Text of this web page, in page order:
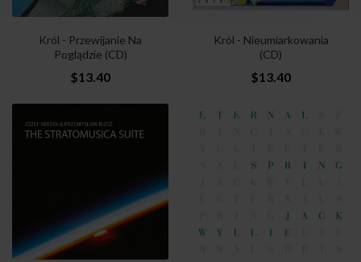
Król - Przewijanie Na
Poglądzie (CD)
$13.40
Król - Nieumiarkowania
(CD)
$13.40